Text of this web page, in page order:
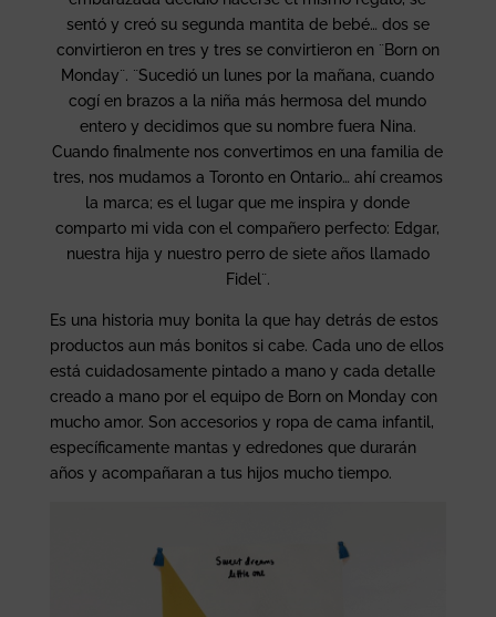
sentó y creó su segunda mantita de bebé… dos se
convirtieron en tres y tres se convirtieron en ¨Born on
Monday¨. ¨Sucedió un lunes por la mañana, cuando
cogí en brazos a la niña más hermosa del mundo
entero y decidimos que su nombre fuera Nina.
Cuando finalmente nos convertimos en una familia de
tres, nos mudamos a Toronto en Ontario… ahí creamos
la marca; es el lugar que me inspira y donde
comparto mi vida con el compañero perfecto: Edgar,
nuestra hija y nuestro perro de siete años llamado
Fidel¨.
Es una historia muy bonita la que hay detrás de estos
productos aun más bonitos si cabe. Cada uno de ellos
está cuidadosamente pintado a mano y cada detalle
creado a mano por el equipo de Born on Monday con
mucho amor. Son accesorios y ropa de cama infantil,
específicamente mantas y edredones que durarán
años y acompañaran a tus hijos mucho tiempo.